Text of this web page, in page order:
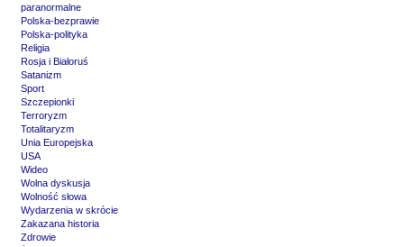
paranormalne
Polska-bezprawie
Polska-polityka
Religia
Rosja i Białoruś
Satanizm
Sport
Szczepionki
Terroryzm
Totalitaryzm
Unia Europejska
USA
Wideo
Wolna dyskusja
Wolność słowa
Wydarzenia w skrócie
Zakazana historia
Zdrowie